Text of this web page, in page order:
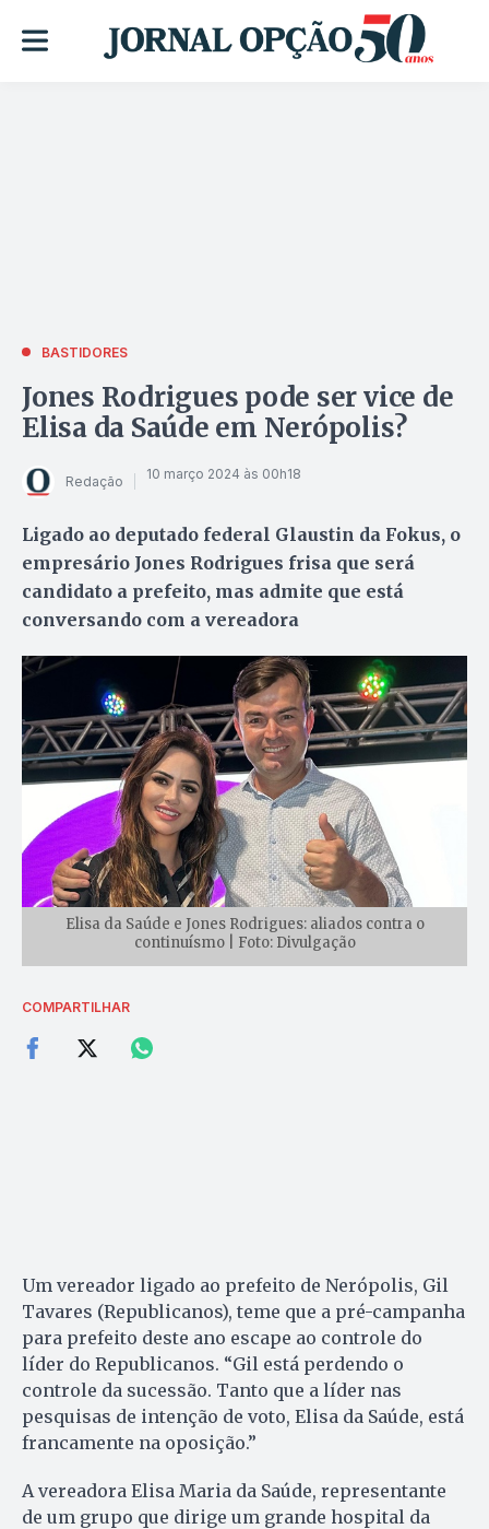
BASTIDORES
Jones Rodrigues pode ser vice de
Elisa da Saúde em Nerópolis?
Redação 10 março 2024 às 00h18
Ligado ao deputado federal Glaustin da Fokus, o
empresário Jones Rodrigues frisa que será
candidato a prefeito, mas admite que está
conversando com a vereadora
Elisa da Saúde e Jones Rodrigues: aliados contra o
continuísmo | Foto: Divulgação
COMPARTILHAR
Um vereador ligado ao prefeito de Nerópolis, Gil
Tavares (Republicanos), teme que a pré-campanha
para prefeito deste ano escape ao controle do
líder do Republicanos. “Gil está perdendo o
controle da sucessão. Tanto que a líder nas
pesquisas de intenção de voto, Elisa da Saúde, está
francamente na oposição.”
A vereadora Elisa Maria da Saúde, representante
de um grupo que dirige um grande hospital da